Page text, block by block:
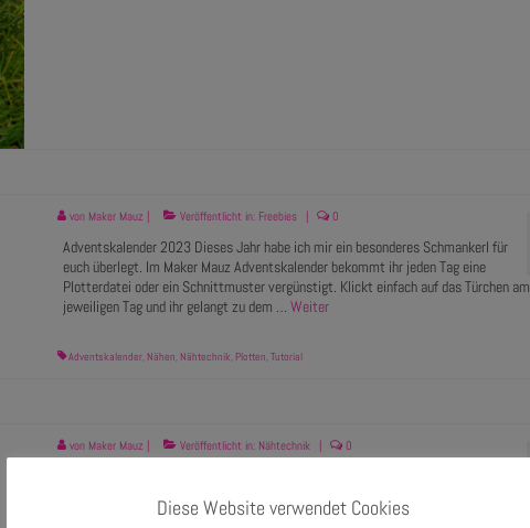
von Maker Mauz | Veröffentlicht in: Freebies | 0
Adventskalender 2023 Dieses Jahr habe ich mir ein besonderes Schmankerl für
euch überlegt. Im Maker Mauz Adventskalender bekommt ihr jeden Tag eine
Plotterdatei oder ein Schnittmuster vergünstigt. Klickt einfach auf das Türchen am
jeweiligen Tag und ihr gelangt zu dem … Weiter
Adventskalender, Nähen Nähtechnik Plotten Tutorial
von Maker Mauz | Veröffentlicht in: Nähtechnik | 0
einige Nähprojekte herausgesucht, die sich ganz gut Geschenke eignen: Weitere
Diese Website verwendet Cookies